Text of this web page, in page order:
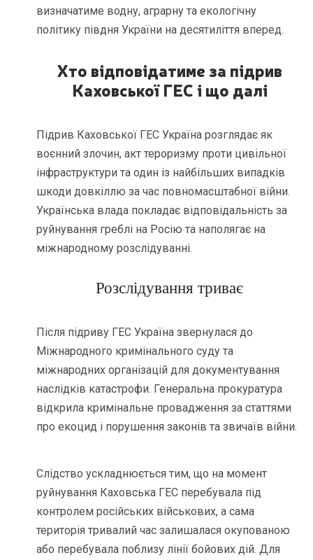
визначатиме водну, аграрну та екологічну
політику півдня України на десятиліття вперед.
Хто відповідатиме за підрив
Каховської ГЕС і що далі
Підрив Каховської ГЕС Україна розглядає як
воєнний злочин, акт тероризму проти цивільної
інфраструктури та один із найбільших випадків
шкоди довкіллю за час повномасштабної війни.
Українська влада покладає відповідальність за
руйнування греблі на Росію та наполягає на
міжнародному розслідуванні.
Розслідування триває
Після підриву ГЕС Україна звернулася до
Міжнародного кримінального суду та
міжнародних організацій для документування
наслідків катастрофи. Генеральна прокуратура
відкрила кримінальне провадження за статтями
про екоцид і порушення законів та звичаїв війни.
Слідство ускладнюється тим, що на момент
руйнування Каховська ГЕС перебувала під
контролем російських військових, а сама
територія тривалий час залишалася окупованою
або перебувала поблизу лінії бойових дій. Для